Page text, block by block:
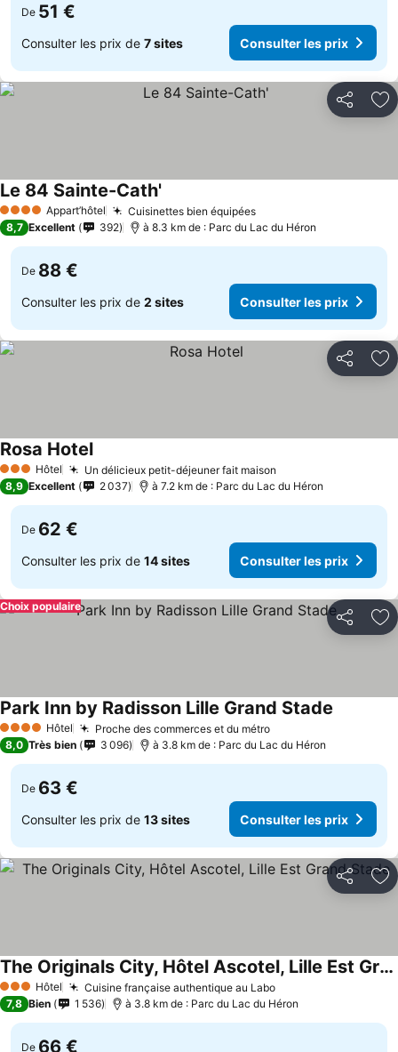
De 51 €
Consulter les prix de 7 sites Consulter les prix
Partager
4 Étoiles Appart’hôtel Cuisinettes bien équipées
Le 84 Sainte-Cath'
8,7 Excellent 392 à 8.3 km de : Parc du Lac du Héron
De 88 €
Consulter les prix de 2 sites Consulter les prix
Partager
3 ÉtoilesHôtel Un délicieux petit-déjeuner fait maison
Rosa Hotel
8,9 Excellent 2 037 à 7.2 km de : Parc du Lac du Héron
De 62 €
Consulter les prix de 14 sites Consulter les prix
Partager
Choix populaire
4 Étoiles Hôtel Proche des commerces et du métro
Park Inn by Radisson Lille Grand Stade
8,0 Très bien 3 096 à 3.8 km de : Parc du Lac du Héron
De 63 €
Consulter les prix de 13 sites Consulter les prix
Partager
3 ÉtoilesHôtel Cuisine française authentique au Labo
The Originals City, Hôtel Ascotel, Lille Est Grand Stade
7,8 Bien 1 536 à 3.8 km de : Parc du Lac du Héron
De 66 €